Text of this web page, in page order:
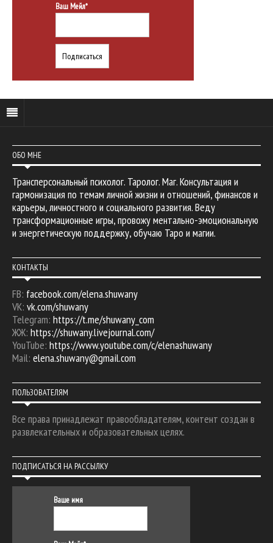
Ваш Мейл*
ОБО МНЕ
Трансперсональный психолог. Таролог. Маг. Консультация и
гармонизация по темам личной жизни и отношений, финансов и
карьеры, личностного и социального развития. Веду
трансформационные игры, провожу ментально-эмоциональную
и энергетическую поддержку, обучаю Таро и магии.
КОНТАКТЫ
FB: facebook.com/elena.shuwany
VK: vk.com/shuwany
Telegram: https://t.me/shuwany_com
ЖЖ: https://shuwany.livejournal.com/
YouTube: https://www.youtube.com/c/elenashuwany
Mail: elena.shuwany@gmail.com
ПОЛЬЗОВАТЕЛЯМ
Все права принадлежат правообладателям, контент создан в
развлекательных и образовательных целях.
ПОДПИСАТЬСЯ НА РАССЫЛКУ
Ваше имя